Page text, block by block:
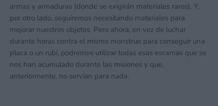
armas y armaduras (donde se exigirán materiales raros). Y,
por otro lado, seguiremos necesitando materiales para
mejorar nuestros objetos. Pero ahora, en vez de luchar
durante horas contra el mismo monstruo para conseguir una
placa o un rubí, podremos utilizar todas esas escamas que se
nos han acumulado durante las misiones y que,
anteriormente, no servían para nada.